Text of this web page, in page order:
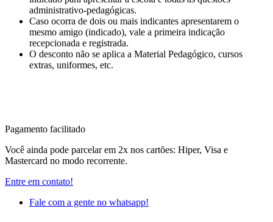
administrativo-pedagógicas.
Caso ocorra de dois ou mais indicantes apresentarem o
mesmo amigo (indicado), vale a primeira indicação
recepcionada e registrada.
O desconto não se aplica a Material Pedagógico, cursos
extras, uniformes, etc.
Pagamento facilitado
Você ainda pode parcelar em 2x nos cartões: Hiper, Visa e
Mastercard no modo recorrente.
Entre em contato!
Fale com a gente no whatsapp!